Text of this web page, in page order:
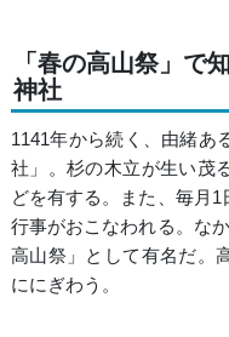
「春の高山祭」で
神社
1141年から続く、由緒あ
社」。杉の木立が生い茂
どを有する。また、毎月
行事がおこなわれる。な
高山祭」として有名だ。
ににぎわう。